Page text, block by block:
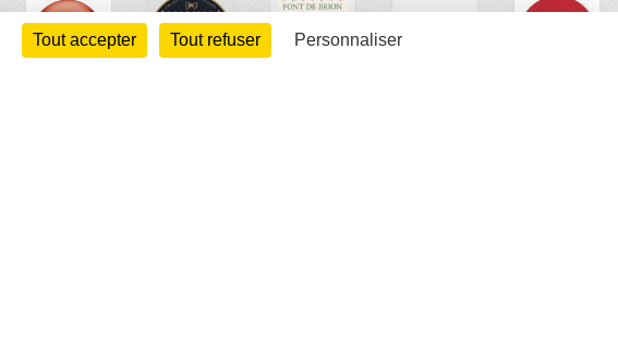
Tout accepter Tout refuser Personnaliser